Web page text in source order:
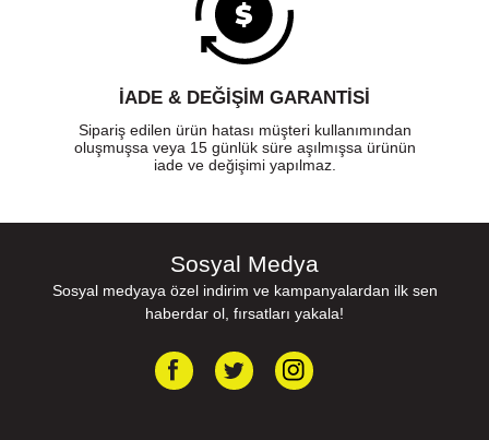
İADE & DEĞİŞİM GARANTİSİ
Sipariş edilen ürün hatası müşteri kullanımından
oluşmuşsa veya 15 günlük süre aşılmışsa ürünün
iade ve değişimi yapılmaz.
Sosyal Medya
Sosyal medyaya özel indirim ve kampanyalardan ilk sen
haberdar ol, fırsatları yakala!